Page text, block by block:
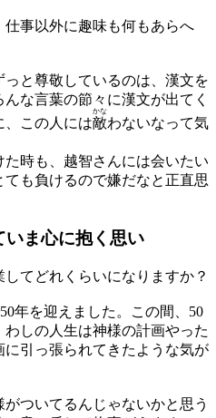
事以外に趣味も何もあらへ
と尊敬しているのは、漢文を
な言葉の節々に漢文が出てく
、この人には敵
かな
わないなって気
時も、越智さんには会いたい
も負けるので嫌だなと正直思
いま心に抱く思い
てどれくらいになりますか？
年を迎えました。この間、50
しの人生は神様の計画やった
引っ張られてきたような気が
ついてるんじゃないかと思う